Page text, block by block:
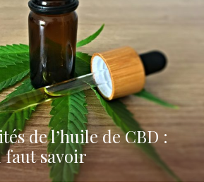
de l’huile de CBD :
faut savoir